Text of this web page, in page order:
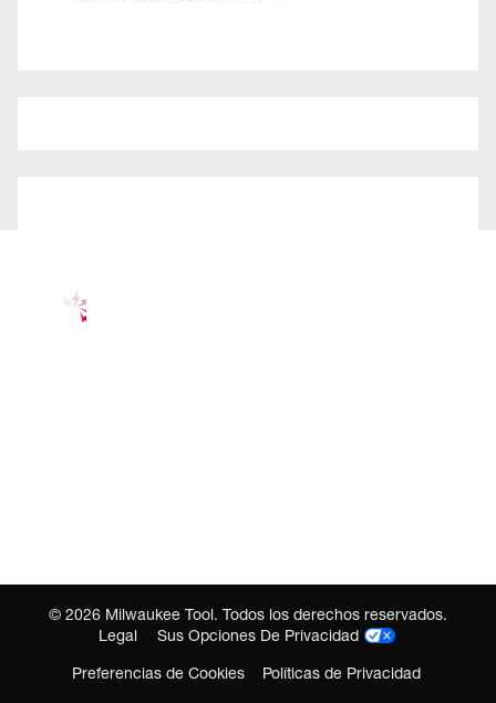
© 2026 Milwaukee Tool. Todos los derechos reservados.
Legal
Sus Opciones De Privacidad
Preferencias de Cookies
Políticas de Privacidad